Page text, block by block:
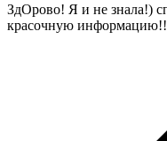
ЗдОрово! Я и не знала!)
красочную информацию!!